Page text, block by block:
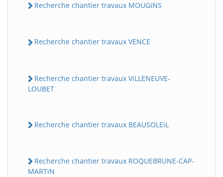
Recherche chantier travaux MOUGiNS
Recherche chantier travaux VENCE
Recherche chantier travaux ViLLENEUVE-
LOUBET
Recherche chantier travaux BEAUSOLEiL
Recherche chantier travaux ROQUEBRUNE-CAP-
MARTiN